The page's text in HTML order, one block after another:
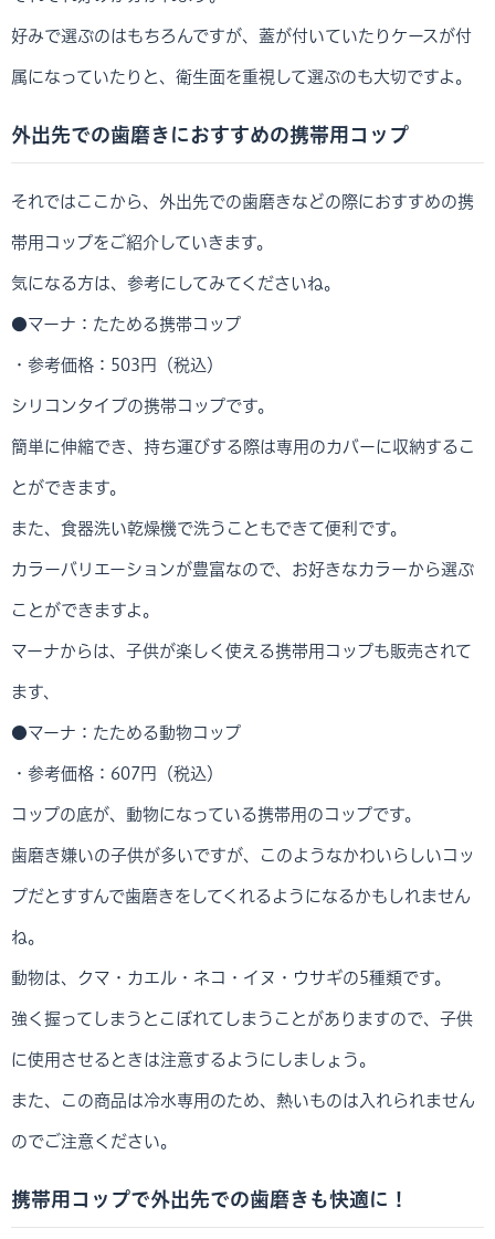
好みで選ぶのはもちろんですが、蓋が付いていたりケースが付
属になっていたりと、衛生面を重視して選ぶのも大切ですよ。
外出先での歯磨きにおすすめの携帯用コップ
それではここから、外出先での歯磨きなどの際におすすめの携
帯用コップをご紹介していきます。
気になる方は、参考にしてみてくださいね。
●マーナ：たためる携帯コップ
・参考価格：503円（税込）
シリコンタイプの携帯コップです。
簡単に伸縮でき、持ち運びする際は専用のカバーに収納するこ
とができます。
また、食器洗い乾燥機で洗うこともできて便利です。
カラーバリエーションが豊富なので、お好きなカラーから選ぶ
ことができますよ。
マーナからは、子供が楽しく使える携帯用コップも販売されて
ます、
●マーナ：たためる動物コップ
・参考価格：607円（税込）
コップの底が、動物になっている携帯用のコップです。
歯磨き嫌いの子供が多いですが、このようなかわいらしいコッ
プだとすすんで歯磨きをしてくれるようになるかもしれません
ね。
動物は、クマ・カエル・ネコ・イヌ・ウサギの5種類です。
強く握ってしまうとこぼれてしまうことがありますので、子供
に使用させるときは注意するようにしましょう。
また、この商品は冷水専用のため、熱いものは入れられません
のでご注意ください。
携帯用コップで外出先での歯磨きも快適に！